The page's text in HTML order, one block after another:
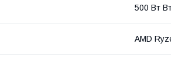
500 Вт
AMD